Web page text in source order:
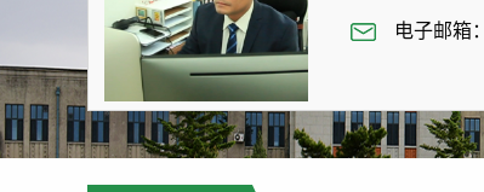
电子邮箱：